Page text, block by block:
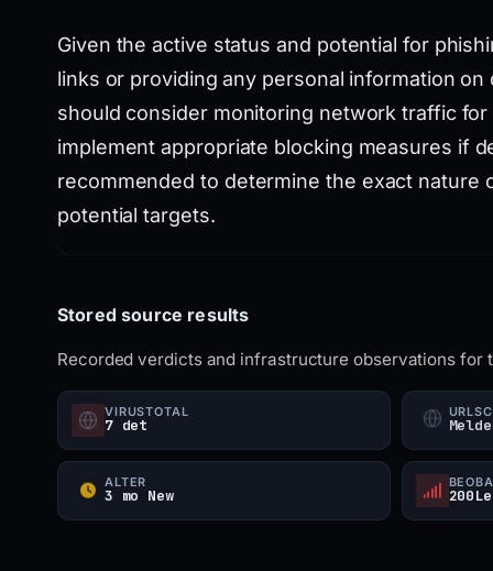
Given the active status and potential for
links or providing any personal information
should consider monitoring network traffic
implement appropriate blocking measures if
recommended to determine the exact nature
potential targets.
Stored source results
Recorded verdicts and infrastructure observations for
VIRUSTOTAL
7 det
ALTER
3 mo New